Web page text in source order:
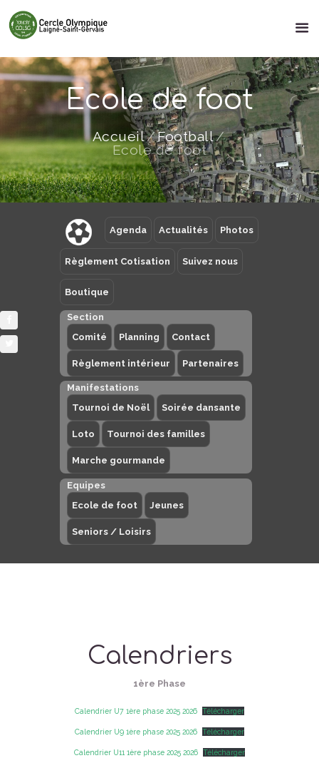
Ecole de foot
Accueil
Football
Ecole de foot
Agenda Actualités Photos
Règlement Cotisation Suivez nous
Boutique
Section
Comité
Planning Contact
Règlement intérieur Partenaires
Manifestations
Tournoi de Noël
Soirée dansante
Loto Tournoi des familles
Marche gourmande
Equipes
Ecole de foot
Jeunes
Seniors / Loisirs
Calendriers
1ère Phase
Calendrier U7 1ère phase 2025 2026 Télécharger
Calendrier U9 1ère phase 2025 2026 Télécharger
Calendrier U11 1ère phase 2025 2026 Télécharger